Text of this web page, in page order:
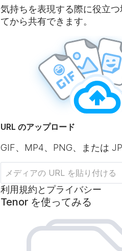
気持ちを表現する際に役立
てから共有できます。
URL のアップロード
GIF、MP4、PNG、または
利用規約とプライバシー
Tenor を使ってみる